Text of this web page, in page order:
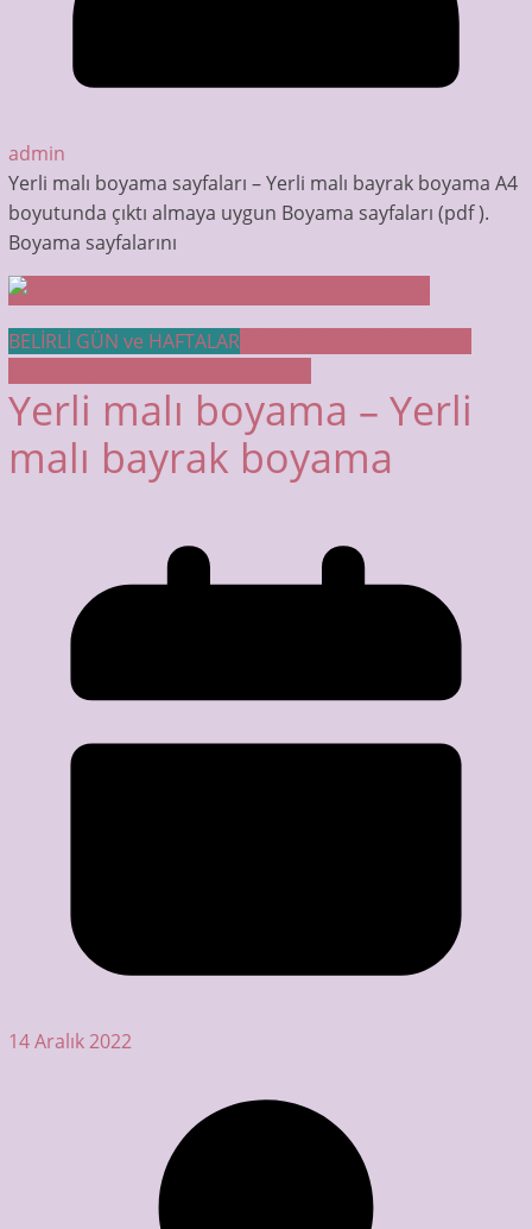
admin
Yerli malı boyama sayfaları – Yerli malı bayrak boyama A4
boyutunda çıktı almaya uygun Boyama sayfaları (pdf ).
Boyama sayfalarını
BELİRLİ GÜN ve HAFTALARBOYAMA SAYFALARI
Yerli malı boyama – Yerli
malı bayrak boyama
14 Aralık 2022